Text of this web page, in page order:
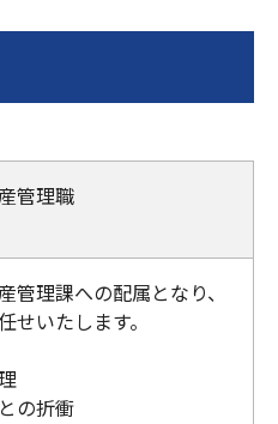
管理職
理課への配属となり、
せいたします。
の折衝